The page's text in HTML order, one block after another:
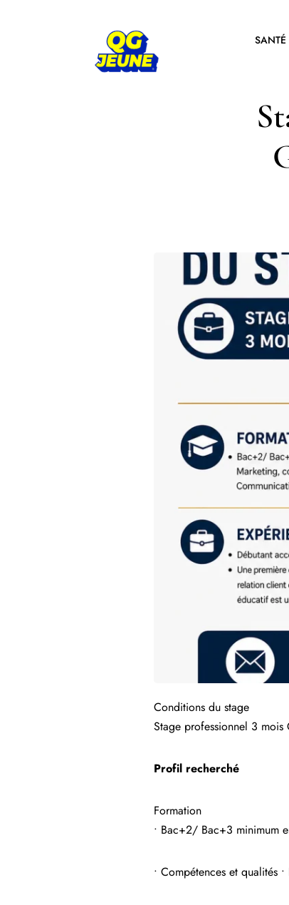
SANTÉ
Conditions du stage
Stage professionnel 3 mois
Profil recherché
Formation
• Bac+2/ Bac+3 minimum
• Compétences et qualités